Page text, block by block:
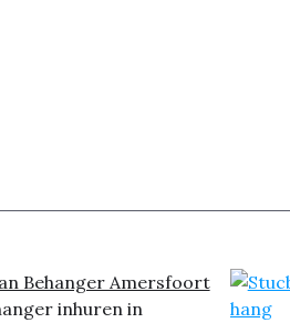
Behanger Amersfoort
inhuren in